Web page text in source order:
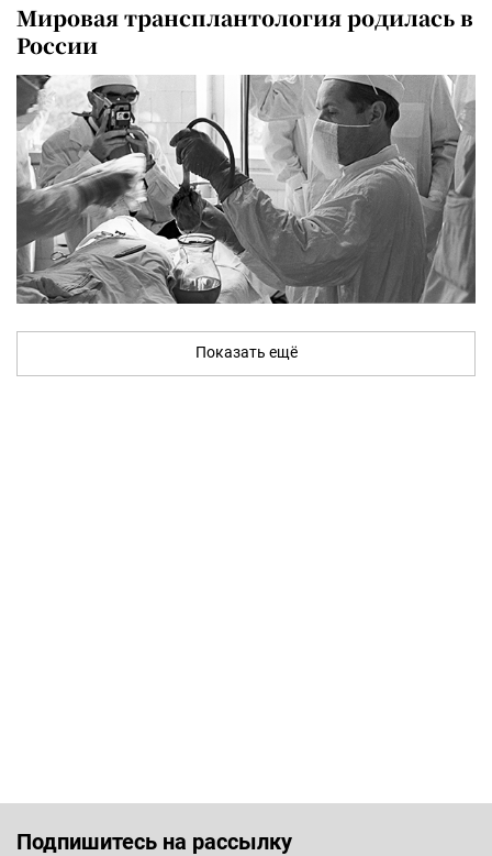
Мировая трансплантология родилась в
России
Показать ещё
Подпишитесь на рассылку